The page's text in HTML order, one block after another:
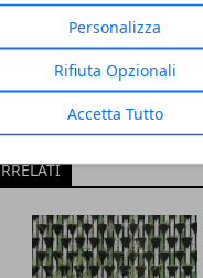
Personalizza
Rifiuta Opzionali
Accetta Tutto